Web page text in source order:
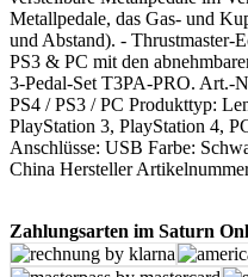
Metallpedale, das Gas- und
und Abstand). - Thrustmaster-
PS3 & PC mit den
3-Pedal-Set T3PA-PRO. Art.-
PS4 / PS3 / PC Produkttyp:
PlayStation 3, PlayStation 4,
Anschlüsse: USB Farbe:
China Hersteller
Zahlungsarten im Saturn